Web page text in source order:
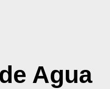
Agua